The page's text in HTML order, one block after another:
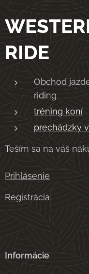
RIDE
Obchod
riding
tréning koní
prechádzky
Teším sa na váš
Prihlásenie
Registrácia
Informácie